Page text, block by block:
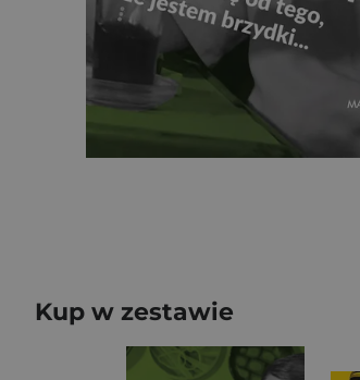
Kup w zestawie